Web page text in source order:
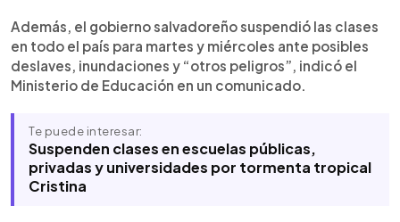
Además, el gobierno salvadoreño suspendió las clases
en todo el país para martes y miércoles ante posibles
deslaves, inundaciones y “otros peligros”, indicó el
Ministerio de Educación en un comunicado.
Te puede interesar:
Suspenden clases en escuelas públicas,
privadas y universidades por tormenta tropical
Cristina